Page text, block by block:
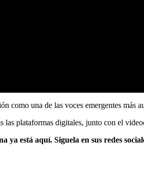
como una de las voces emergentes más
las plataformas digitales, junto con el
está aquí. Siguela en sus redes